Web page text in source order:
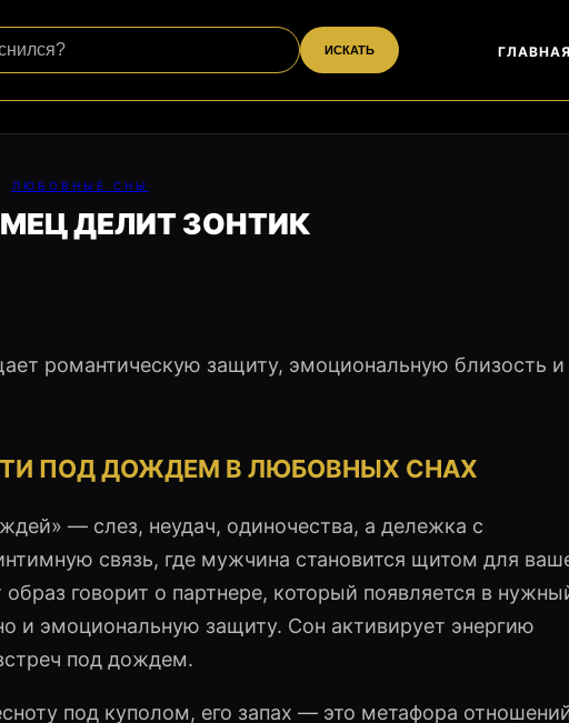
ИСКАТЬ ГЛАВНАЯ
ЛЮБОВНЫЕ СНЫ
ДЕЛИТ ЗОНТИК
романтическую защиту, эмоциональную близость и
ПОД ДОЖДЕМ В ЛЮБОВНЫХ СНАХ
— слез, неудач, одиночества, а дележка с
связь, где мужчина становится щитом для
говорит о партнере, который появляется в
и эмоциональную защиту. Сон активирует энергию
под дождем.
под куполом, его запах — это метафора